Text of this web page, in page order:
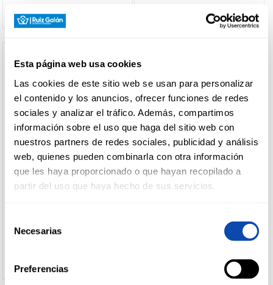
Esta página web usa cookies
Las cookies de este sitio web se usan para personalizar
el contenido y los anuncios, ofrecer funciones de redes
sociales y analizar el tráfico. Además, compartimos
información sobre el uso que haga del sitio web con
nuestros partners de redes sociales, publicidad y análisis
web, quienes pueden combinarla con otra información
que les haya proporcionado o que hayan recopilado a
partir del uso que haya hecho de sus servicios.
Necesarias
Preferencias
CROWE
GEL BAÑO AVENA CROWE
Ver precio
GEL BAÑO HYDRATING DOVE